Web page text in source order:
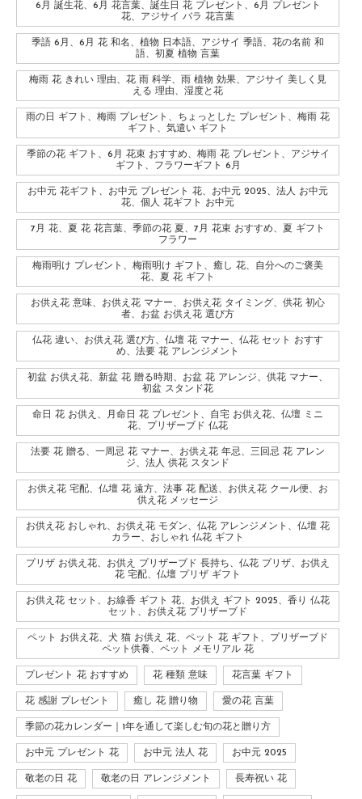
6月 誕生花、6月 花言葉、誕生日 花 プレゼント、6月 プレゼント
花、アジサイ バラ 花言葉
季語 6月、6月 花 和名、植物 日本語、アジサイ 季語、花の名前 和
語、初夏 植物 言葉
梅雨 花 きれい 理由、花 雨 科学、雨 植物 効果、アジサイ 美しく見
える 理由、湿度と花
雨の日 ギフト、梅雨 プレゼント、ちょっとした プレゼント、梅雨 花
ギフト、気遣い ギフト
季節の花 ギフト、6月 花束 おすすめ、梅雨 花 プレゼント、アジサイ
ギフト、フラワーギフト 6月
お中元 花ギフト、お中元 プレゼント 花、お中元 2025、法人 お中元
花、個人 花ギフト お中元
7月 花、夏 花 花言葉、季節の花 夏、7月 花束 おすすめ、夏 ギフト
フラワー
梅雨明け プレゼント、梅雨明け ギフト、癒し 花、自分へのご褒美
花、夏 花 ギフト
お供え花 意味、お供え花 マナー、お供え花 タイミング、供花 初心
者、お盆 お供え花 選び方
仏花 違い、お供え花 選び方、仏壇 花 マナー、仏花 セット おすす
め、法要 花 アレンジメント
初盆 お供え花、新盆 花 贈る時期、お盆 花 アレンジ、供花 マナー、
初盆 スタンド花
命日 花 お供え、月命日 花 プレゼント、自宅 お供え花、仏壇 ミニ
花、プリザーブド 仏花
法要 花 贈る、一周忌 花 マナー、お供え花 年忌、三回忌 花 アレン
ジ、法人 供花 スタンド
お供え花 宅配、仏壇 花 遠方、法事 花 配送、お供え花 クール便、お
供え花 メッセージ
お供え花 おしゃれ、お供え花 モダン、仏花 アレンジメント、仏壇 花
カラー、おしゃれ 仏花 ギフト
プリザ お供え花、お供え プリザーブド 長持ち、仏花 プリザ、お供え
花 宅配、仏壇 プリザ ギフト
お供え花 セット、お線香 ギフト 花、お供え ギフト 2025、香り 仏花
セット、お供え花 プリザーブド
ペット お供え花、犬 猫 お供え 花、ペット 花 ギフト、プリザーブド
ペット供養、ペット メモリアル 花
プレゼント 花 おすすめ 花 種類 意味 花言葉 ギフト
花 感謝 プレゼント 癒し 花 贈り物 愛の花 言葉
季節の花カレンダー｜1年を通して楽しむ旬の花と贈り方
お中元 プレゼント 花 お中元 法人 花 お中元 2025
敬老の日 花 敬老の日 アレンジメント 長寿祝い 花